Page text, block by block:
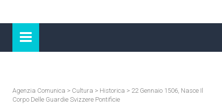
Agenzia Comunica > Cultura > Historica > 22 Gennaio 1506, Nasce Il
Corpo Delle Guardie Svizzere Pontificie